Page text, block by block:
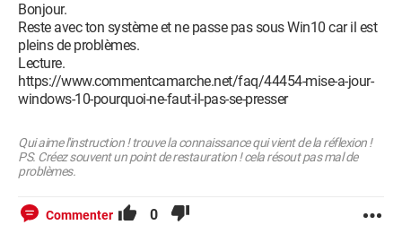
Bonjour.
Reste avec ton système et ne passe pas sous Win10 car il est
pleins de problèmes.
Lecture.
https://www.commentcamarche.net/faq/44454-mise-a-jour-
windows-10-pourquoi-ne-faut-il-pas-se-presser
Qui aime l'instruction ! trouve la connaissance qui vient de la réflexion !
PS. Créez souvent un point de restauration ! cela résout pas mal de
problèmes.
Commenter 0